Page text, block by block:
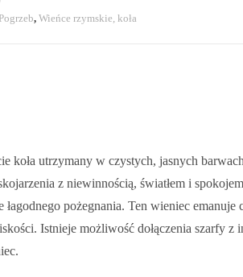
Pogrzeb, Wieńce rzymskie, koła
koła utrzymany w czystych, jasnych
z niewinnością, światłem i
pożegnania. Ten wieniec emanuje
Istnieje możliwość dołączenia szarfy z